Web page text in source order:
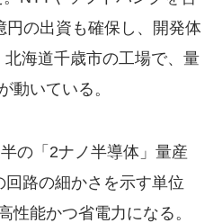
円の出資も確保し、開発体
海道千歳市の工場で、量
動いている。
の「2ナノ半導体」量産
路の細かさを示す単位
性能かつ省電力になる。